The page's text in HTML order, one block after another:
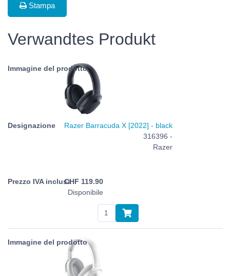
Stampa
Verwandtes Produkt
Razer Barracuda X [2022] - black
316396 -
Razer
CHF 119.90
Disponibile